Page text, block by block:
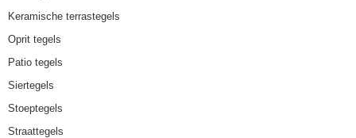
Keramische terrastegels
Oprit tegels
Patio tegels
Siertegels
Stoeptegels
Straattegels